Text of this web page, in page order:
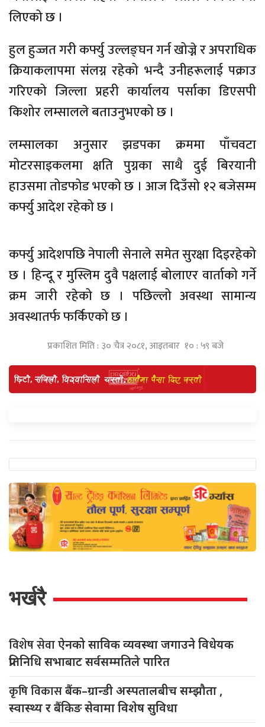
लिएको छ ।
हुल हुज्जत गरी कर्फ्यु उल्लङ्घन गर्न खोज्ने र अपराधिक
क्रियाकलापमा संलग्न रहेको भन्दै उनीहरूलाई पक्राउ
गरिएको जिल्ला प्रहरी कार्यालय पर्साका डिएसपी
किशोर लम्सालले बताउनुभएको छ ।
लम्सालका अनुसार झडपका क्रममा पाँचवटा
मोटरसाइकलमा क्षति पुग्नका साथै दुई बिरयानी
हाउसमा तोडफोड भएको छ । आज दिउँसो १२ बजेसम्म
कर्फ्यु आदेश रहेको छ ।
कर्फ्यु आदेशपछि नेपाली सेनाले समेत सुरक्षा दिइरहेको
छ । हिन्दू र मुस्लिम दुवै पक्षलाई बोलाएर वार्ताको गर्ने
क्रम जारी रहेको छ । पछिल्लो अवस्था सामान्य
अवस्थातर्फ फर्किएको छ ।
प्रकाशित मिति : ३० चैत्र २०८१, आइतबार १० : ५९ बजे
भर्खरै
विशेष सेवाऐनको साविक व्यवस्था जगाउने विधेयक
प्रतिनिधि सभाबाट सर्वसम्मतिले पारित
कृषि विकासबैंक–ग्रान्डी अस्पतालबीच सम्झौता ,
स्वास्थ्य र बैंकिङ सेवामा विशेष सुविधा